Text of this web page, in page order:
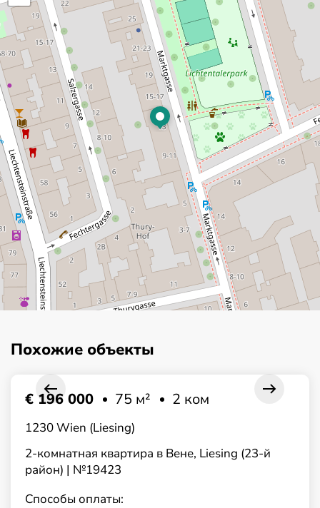
Похожие объекты
2-комнатная квартира в Вене, Liesing (23-й
район) | №19423
€ 196 000 75 м² 2 ком
1230 Wien (Liesing)
Способы оплаты: